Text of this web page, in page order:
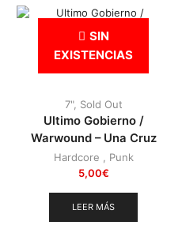
SIN
EXISTENCIAS
7", Sold Out
Ultimo Gobierno /
Warwound – Una Cruz
Hardcore , Punk
5,00€
LEER MÁS